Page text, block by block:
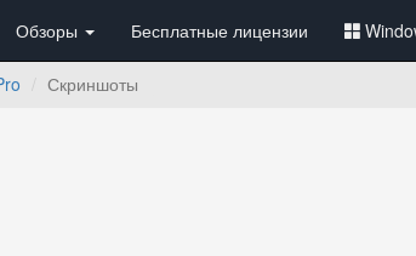
Обзоры Бесплатные лицензии
Скриншоты